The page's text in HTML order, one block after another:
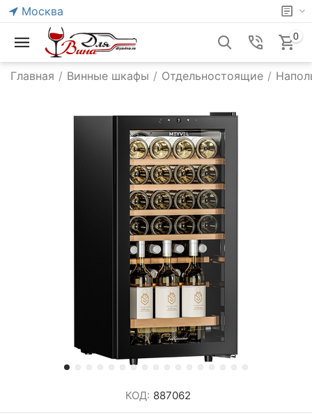
Москва
0
Главная / Винные шкафы / Отдельностоящие /
КОД: 887062